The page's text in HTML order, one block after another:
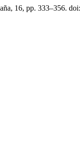
16, pp. 333–356.